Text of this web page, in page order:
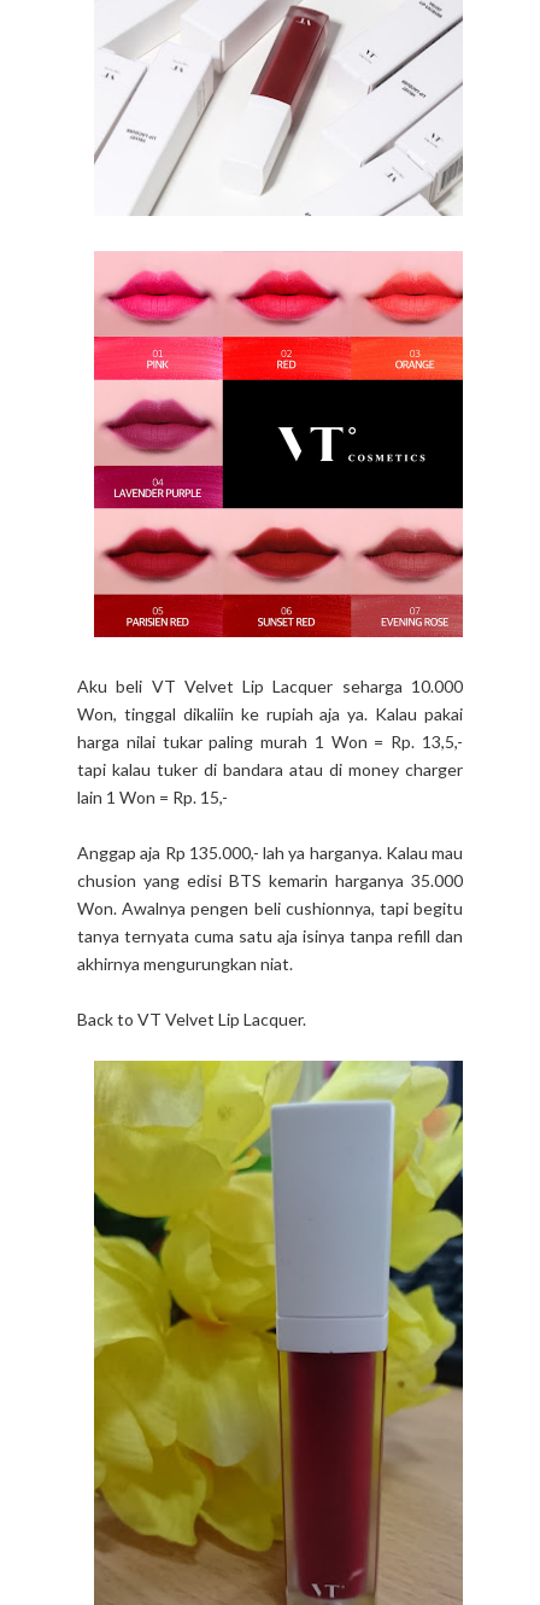
Aku beli VT Velvet Lip Lacquer seharga 10.000
Won, tinggal dikaliin ke rupiah aja ya. Kalau pakai
harga nilai tukar paling murah 1 Won = Rp. 13,5,-
tapi kalau tuker di bandara atau di money charger
lain 1 Won = Rp. 15,-
Anggap aja Rp 135.000,- lah ya harganya. Kalau mau
chusion yang edisi BTS kemarin harganya 35.000
Won. Awalnya pengen beli cushionnya, tapi begitu
tanya ternyata cuma satu aja isinya tanpa refill dan
akhirnya mengurungkan niat.
Back to VT Velvet Lip Lacquer.